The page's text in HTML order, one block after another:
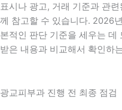
표시나 광고, 거래 기준과 관련
께 참고할 수 있습니다. 2026
본적인 판단 기준을 세우는 데
받은 내용과 비교해서 확인하
광교피부과 진행 전 최종 점검